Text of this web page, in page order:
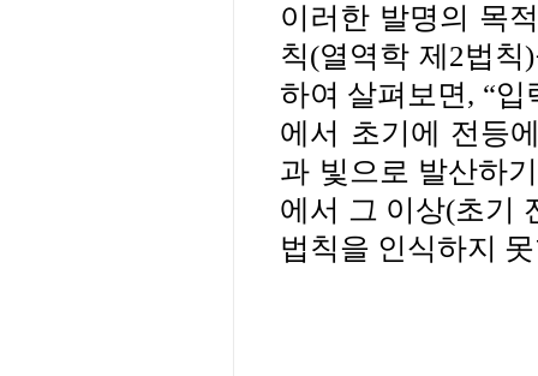
이러한 발명의 목
칙(열역학 제 2법칙)
하여 살펴보면, “입
에서 초기에 전등
과 빛으로 발산하
에서 그 이상(초기
법칙을 인식하지